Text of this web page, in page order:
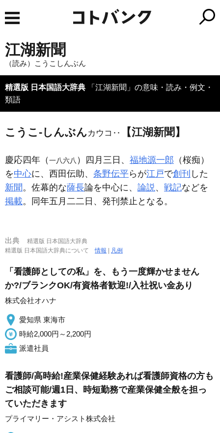
江湖新聞
（読み）こうこしんぶん
精選版 日本国語大辞典 「江湖新聞」の意味・読み・例文・
類語
こうこ‐しんぶんカウコ‥ 【江湖新聞】
慶応四年（一八六八 ）四月三日、 福地源一郎 （桜痴）
を中心に、西田伝助、 条野伝平らが江戸で創刊 した
新聞。佐幕的な薩長論を中心に、 論説、 戦記などを
掲載。同年五月二二日、発刊禁止となる。
出典
精選版 日本国語大辞典
精選版 日本国語大辞典について情報 凡例
「看護師としての私」を、もう一度輝かせません
か?/ブランクOK/有資格者歓迎!/入社祝い金あり
株式会社オハナ
愛知県 東海市
時給2,000円～2,200円
派遣社員
看護師/高時給!産業保健経験あれば看護師資格の方も
ご相談可能/週1日、時短勤務で産業保健全般を担っ
ていただきます
プライマリー・アシスト株式会社